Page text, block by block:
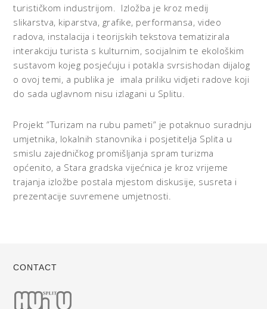
turističkom industrijom. Izložba je kroz medij
slikarstva, kiparstva, grafike, performansa, video
radova, instalacija i teorijskih tekstova tematizirala
interakciju turista s kulturnim, socijalnim te ekološkim
sustavom kojeg posjećuju i potakla svrsishodan dijalog
o ovoj temi, a publika je imala priliku vidjeti radove koji
do sada uglavnom nisu izlagani u Splitu.
Projekt ”Turizam na rubu pameti” je potaknuo suradnju
umjetnika, lokalnih stanovnika i posjetitelja Splita u
smislu zajedničkog promišljanja spram turizma
općenito, a Stara gradska vijećnica je kroz vrijeme
trajanja izložbe postala mjestom diskusije, susreta i
prezentacije suvremene umjetnosti.
CONTACT